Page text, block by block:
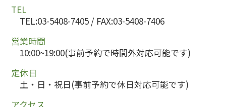
TEL
TEL:03-5408-7405 / FAX:03-5408-7406
営業時間
10:00~19:00(事前予約で時間外対応可能です)
定休日
土・日・祝日(事前予約で休日対応可能です)
アクセス